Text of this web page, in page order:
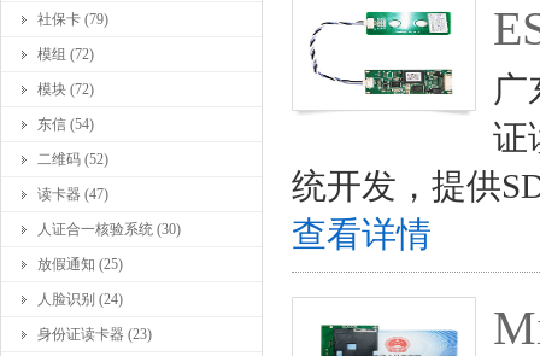
社保卡 (79)
模组 (72)
模块 (72)
东信 (54)
二维码 (52)
读卡器 (47)
人证合一核验系统 (30)
放假通知 (25)
人脸识别 (24)
身份证读卡器 (23)
广
证
统开发，提供
查看详情